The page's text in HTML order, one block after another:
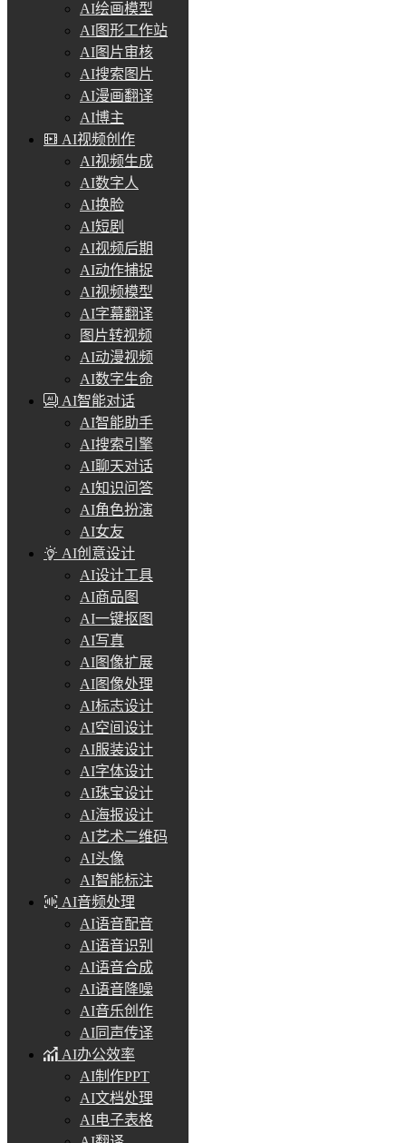
AI绘画模型
AI图形工作站
AI图片审核
AI搜索图片
AI漫画翻译
AI博主
AI视频创作
AI视频生成
AI数字人
AI换脸
AI短剧
AI视频后期
AI动作捕捉
AI视频模型
AI字幕翻译
图片转视频
AI动漫视频
AI数字生命
AI智能对话
AI智能助手
AI搜索引擎
AI聊天对话
AI知识问答
AI角色扮演
AI女友
AI创意设计
AI设计工具
AI商品图
AI一键抠图
AI写真
AI图像扩展
AI图像处理
AI标志设计
AI空间设计
AI服装设计
AI字体设计
AI珠宝设计
AI海报设计
AI艺术二维码
AI头像
AI智能标注
AI音频处理
AI语音配音
AI语音识别
AI语音合成
AI语音降噪
AI音乐创作
AI同声传译
AI办公效率
AI制作PPT
AI文档处理
AI电子表格